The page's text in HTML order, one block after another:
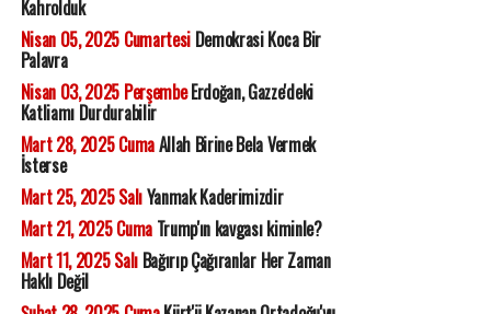
Kahrolduk
Nisan 05, 2025 CumartesiDemokrasi Koca Bir
Palavra
Nisan 03, 2025 PerşembeErdoğan, Gazze'deki
Katliamı Durdurabilir
Mart 28, 2025 CumaAllah Birine Bela Vermek
İsterse
Mart 25, 2025 SalıYanmak Kaderimizdir
Mart 21, 2025 CumaTrump'ın kavgası kiminle?
Mart 11, 2025 SalıBağırıp Çağıranlar Her Zaman
Haklı Değil